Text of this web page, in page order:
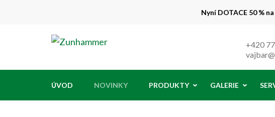
Nyní DOTACE 50 %
+420
ÚVOD NOVINKY PRODUKTY GALERIE